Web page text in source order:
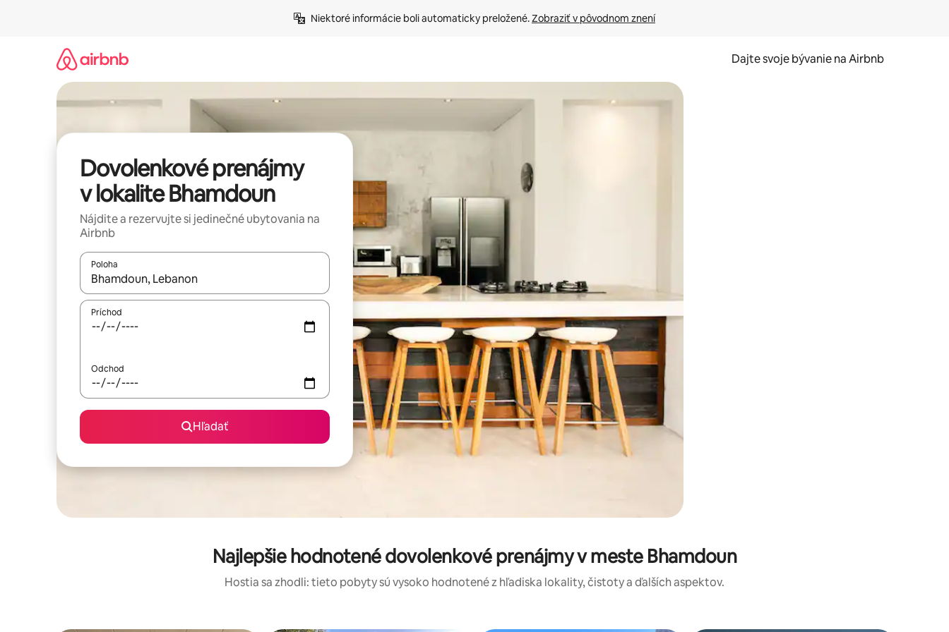
Niektoré informácie boli automaticky preložené. Zobraziť v pôvodnom znení
Dajte svoje bývanie na Airbnb
Dovolenkové prenájmy
v lokalite Bhamdoun
Nájdite a rezervujte si jedinečné ubytovania na
Airbnb
Poloha
Keď budú výsledky k dispozícii, môžete si ich prechádzať pomocou klávesov so šípkami nahor a nadol alebo ich preskúmať pomocou dotykových gest či potiahnutia prstom.
Príchod
Odchod
Hľadať
Najlepšie hodnotené dovolenkové prenájmy v meste Bhamdoun
Hostia sa zhodli: tieto pobyty sú vysoko hodnotené z hľadiska lokality, čistoty a ďalších aspektov.